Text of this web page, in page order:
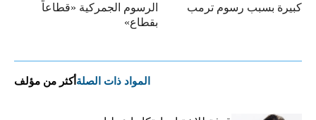
الرسوم الجمركية «قطاعاً
بقطاع»
كبيرة بسبب رسوم ترمب
المواد ذات الصلة أكثر من مؤلف